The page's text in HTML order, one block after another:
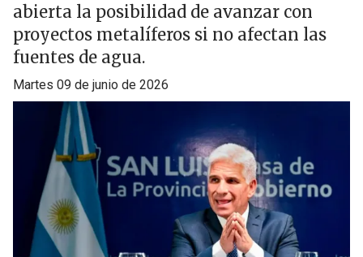
abierta la posibilidad de avanzar con
proyectos metalíferos si no afectan las
fuentes de agua.
martes 09 de junio de 2026